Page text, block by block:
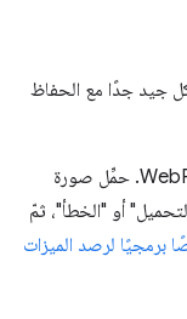
جيد جدًا مع الحفاظ
أو "الخطأ"، ثمّ
برمجيًا لرصد الميزات